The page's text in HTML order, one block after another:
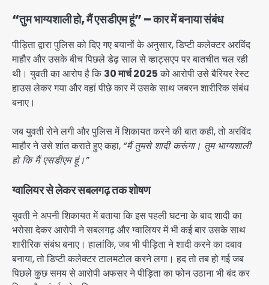
“तुम भाग्यशाली हो, मैं एसडीएम हूं” – कार में बनाया संबंध
पीड़िता द्वारा पुलिस को दिए गए बयानों के अनुसार, डिप्टी कलेक्टर अरविंद
माहौर और उसके बीच पिछले डेढ़ साल से व्हाट्सएप पर बातचीत चल रही
थी। युवती का आरोप है कि 30 मार्च 2025को आरोपी उसे बैरियर रेस्ट
हाउस लेकर गया और वहां पीछे कार में उसके साथ जबरन शारीरिक संबंध
बनाए।
जब युवती रोने लगी और पुलिस में शिकायत करने की बात कही, तो अरविंद
माहौर ने उसे शांत कराते हुए कहा, “मैं तुमसे शादी करूंगा। तुम भाग्यशाली
हो कि मैं एसडीएम हूं।”
ग्वालियर से लेकर सबलगढ़ तक शोषण
युवती ने अपनी शिकायत में बताया कि इस पहली घटना के बाद शादी का
भरोसा देकर आरोपी ने सबलगढ़ और ग्वालियर में भी कई बार उसके साथ
शारीरिक संबंध बनाए। हालांकि, जब भी पीड़िता ने शादी करने का दबाव
बनाया, तो डिप्टी कलेक्टर टालमटोल करने लगा। हद तो तब हो गई जब
पिछले कुछ समय से आरोपी अफसर ने पीड़िता का फोन उठाना भी बंद कर